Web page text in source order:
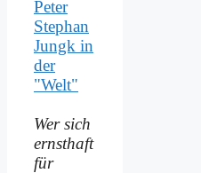
Peter
Stephan
Jungk in
der
"Welt"
Wer sich
ernsthaft
für